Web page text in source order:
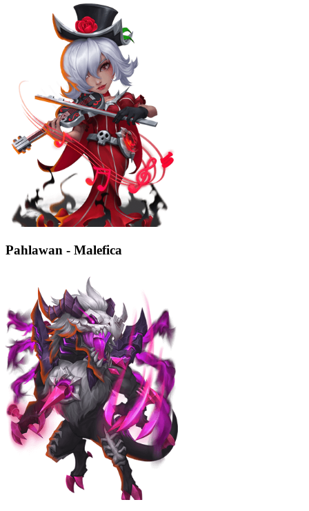
Pahlawan - Malefica